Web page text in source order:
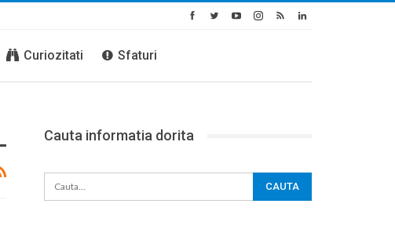
Curiozitati Sfaturi
Cauta informatia dorita